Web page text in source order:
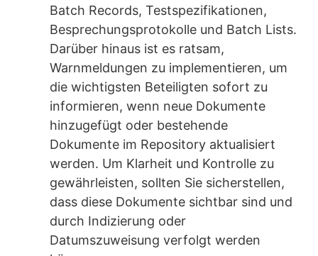
Batch Records, Testspezifikationen,
Besprechungsprotokolle und Batch Lists.
Darüber hinaus ist es ratsam,
Warnmeldungen zu implementieren, um
die wichtigsten Beteiligten sofort zu
informieren, wenn neue Dokumente
hinzugefügt oder bestehende
Dokumente im Repository aktualisiert
werden. Um Klarheit und Kontrolle zu
gewährleisten, sollten Sie sicherstellen,
dass diese Dokumente sichtbar sind und
durch Indizierung oder
Datumszuweisung verfolgt werden